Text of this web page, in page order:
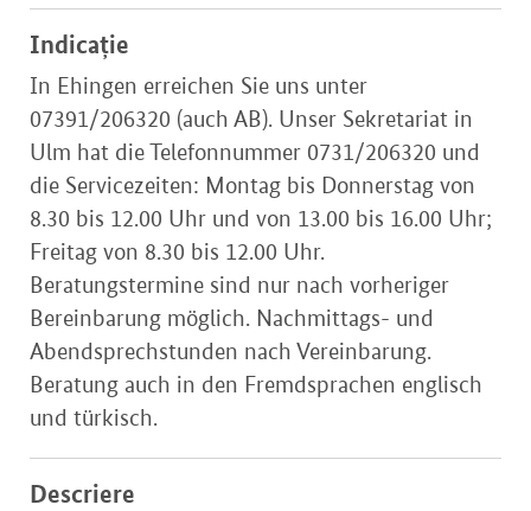
Indicație
In Ehingen erreichen Sie uns unter
07391/206320 (auch AB). Unser Sekretariat in
Ulm hat die Telefonnummer 0731/206320 und
die Servicezeiten: Montag bis Donnerstag von
8.30 bis 12.00 Uhr und von 13.00 bis 16.00 Uhr;
Freitag von 8.30 bis 12.00 Uhr.
Beratungstermine sind nur nach vorheriger
Bereinbarung möglich. Nachmittags- und
Abendsprechstunden nach Vereinbarung.
Beratung auch in den Fremdsprachen englisch
und türkisch.
Descriere